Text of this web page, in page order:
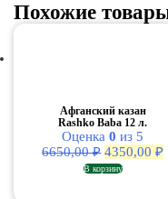
Похожие
Афганский казан
Rashko Baba 12 л.
Оценка0 из 5
6650,00₽
цена
4350,00₽
В корзину